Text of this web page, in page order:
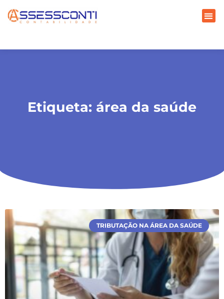
Etiqueta: área da saúde
TRIBUTAÇÃO NA ÁREA DA SAÚDE